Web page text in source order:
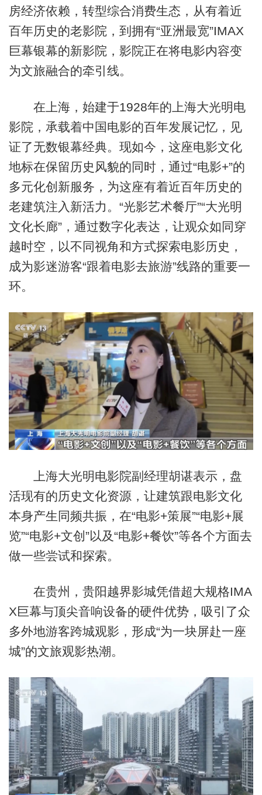
房经济依赖，转型综合消费生态，从有着近
百年历史的老影院，到拥有“亚洲最宽”IMAX
巨幕银幕的新影院，影院正在将电影内容变
为文旅融合的牵引线。
在上海，始建于1928年的上海大光明电
影院，承载着中国电影的百年发展记忆，见
证了无数银幕经典。现如今，这座电影文化
地标在保留历史风貌的同时，通过“电影+”的
多元化创新服务，为这座有着近百年历史的
老建筑注入新活力。“光影艺术餐厅”“大光明
文化长廊”，通过数字化表达，让观众如同穿
越时空，以不同视角和方式探索电影历史，
成为影迷游客“跟着电影去旅游”线路的重要一
环。
上海大光明电影院副经理胡谌表示，盘
活现有的历史文化资源，让建筑跟电影文化
本身产生同频共振，在“电影+策展”“电影+展
览”“电影+文创”以及“电影+餐饮”等各个方面去
做一些尝试和探索。
在贵州，贵阳越界影城凭借超大规格IMA
X巨幕与顶尖音响设备的硬件优势，吸引了众
多外地游客跨城观影，形成“为一块屏赴一座
城”的文旅观影热潮。